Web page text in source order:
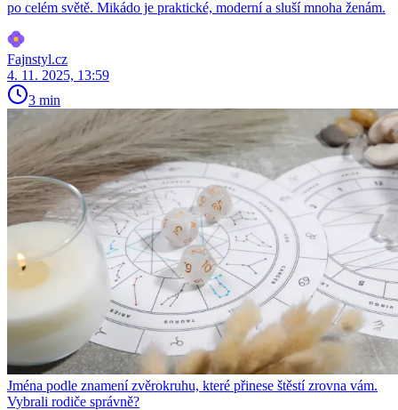
po celém světě. Mikádo je praktické, moderní a sluší mnoha ženám.
Fajnstyl.cz
4. 11. 2025, 13:59
3 min
Jména podle znamení zvěrokruhu, které přinese štěstí zrovna vám.
Vybrali rodiče správně?